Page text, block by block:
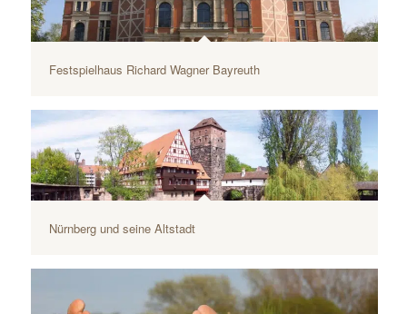
Festspielhaus Richard Wagner Bayreuth
Nürnberg und seine Altstadt